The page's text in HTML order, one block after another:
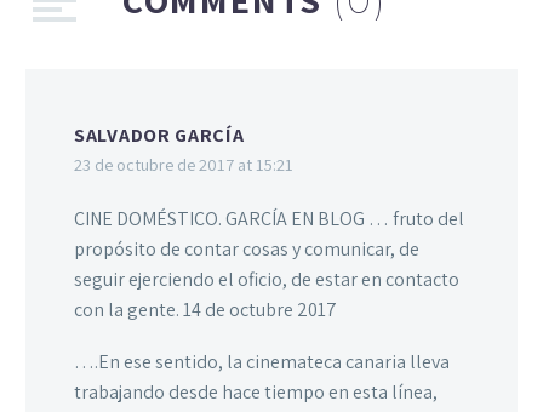
SALVADOR GARCÍA
23 de octubre de 2017 at 15:21
CINE DOMÉSTICO. GARCÍA EN BLOG … fruto del
propósito de contar cosas y comunicar, de
seguir ejerciendo el oficio, de estar en contacto
con la gente. 14 de octubre 2017
….En ese sentido, la cinemateca canaria lleva
trabajando desde hace tiempo en esta línea,